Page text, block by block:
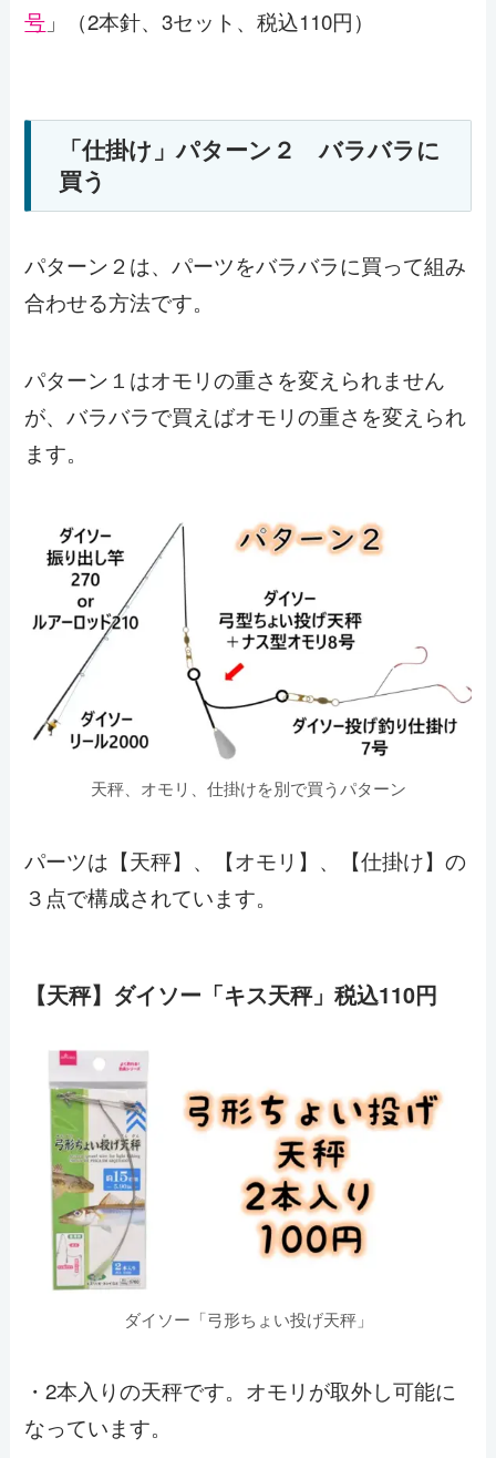
号 」（2本針、3セット、税込110円）
「仕掛け」パターン２ バラバラに
買う
パターン２は、パーツをバラバラに買って組み
合わせる方法です。
パターン１はオモリの重さを変えられません
が、バラバラで買えばオモリの重さを変えられ
ます。
天秤、オモリ、仕掛けを別で買うパターン
パーツは【天秤】、【オモリ】、【仕掛け】の
３点で構成されています。
【天秤】ダイソー「キス天秤」税込110円
ダイソー「弓形ちょい投げ天秤」
・2本入りの天秤です。オモリが取外し可能に
なっています。